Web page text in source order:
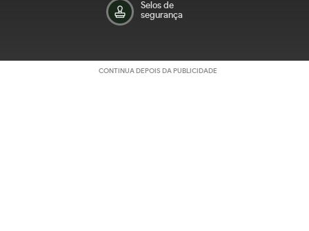
Selos de
segurança
CONTINUA DEPOIS DA PUBLICIDADE